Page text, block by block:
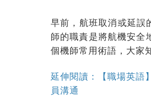
早前，航班取消或延誤
師的職責是將航機安全
個機師常用術語，大家
延伸閱讀：【職場英語
員溝通